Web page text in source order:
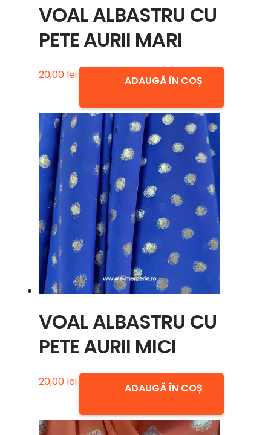
VOAL ALBASTRU CU
PETE AURII MARI
20,00 lei ADAUGĂ ÎN COȘ
VOAL ALBASTRU CU
PETE AURII MICI
20,00 lei ADAUGĂ ÎN COȘ